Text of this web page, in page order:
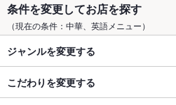
条件を変更してお店を探す
（現在の条件：中華、英語メニュー）
ジャンルを変更する
こだわりを変更する